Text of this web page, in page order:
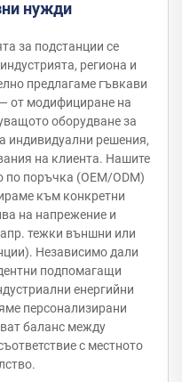
нужди
за подстанции се
региона и
предлагаме гъвкави
от модифициране на
оборудване за
индивидуални решения,
на клиента. Нашите
по поръчка (OEM/ODM)
към конкретни
на напрежение и
тежки външни или
Независимо дали
подпомагащи
енергийни
персонализирани
баланс между
с местното